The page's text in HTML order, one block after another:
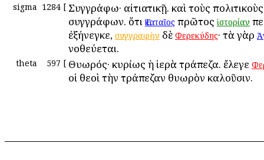
sigma 1284 [ Συγγράφω· αἰτιατικῇ. καὶ τοὺς
συγγράφων. ὅτι Ἑκαταῖος πρῶτος ἱστορίαν
ἐξήνεγκε, συγγραφὴν δὲ Φερεκύδης· τὰ γὰρ
νοθεύεται.
theta 597 [ Θυωρός· κυρίως ἡ ἱερὰ τράπεζα. ἔλεγε
οἱ θεοὶ τὴν τράπεζαν θυωρὸν καλοῦσιν.